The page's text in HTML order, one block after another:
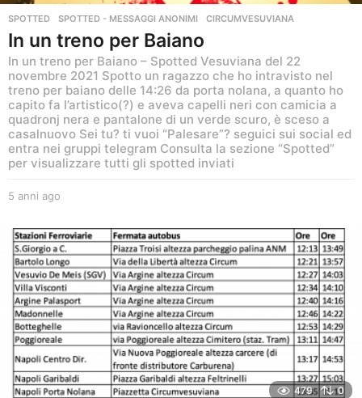
SPOTTED ,SPOTTED - MESSAGGI ANONIMI CIRCUMVESUVIANA
In un treno per Baiano
In un treno per Baiano – Spotted Vesuviana del 22
novembre 2021 Spotto un ragazzo che ho intravisto nel
treno per baiano delle 14:26 da porta nolana, a quanto ho
capito fa l’artistico(?) e aveva capelli neri con camicia a
quadronj nera e pantalone di un verde scuro, è sceso a
casalnuovo Sei tu? ti vuoi “Palesare”? seguici sui social ed
entra nei gruppi telegram Consulta la sezione “Spotted”
per visualizzare tutti gli spotted inviati
5 anni ago
n
n
i
a
g
o
479 0